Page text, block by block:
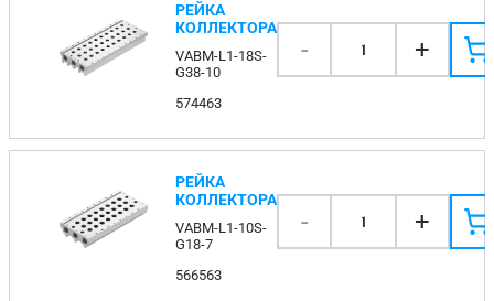
РЕЙКА
КОЛЛЕКТОРА
VABM-L1-18S-
G38-10
574463
- 1 +
РЕЙКА
КОЛЛЕКТОРА
VABM-L1-10S-
G18-7
566563
- 1 +